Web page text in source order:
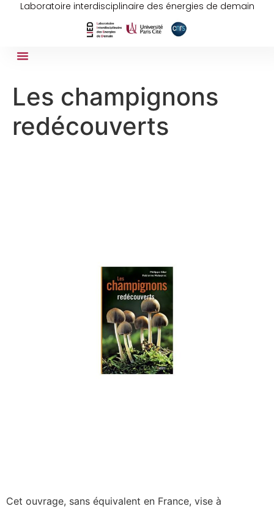
Laboratoire interdisciplinaire des énergies de demain
Les champignons
redécouverts
Cet ouvrage, sans équivalent en France, vise à